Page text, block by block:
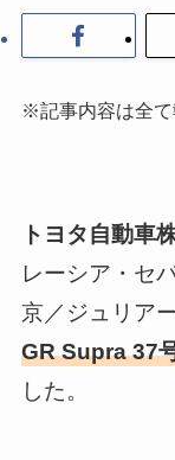
※記事内容は全て
トヨタ自動車
レーシア・セ
京／ジュリア
GR Supra 37
した。